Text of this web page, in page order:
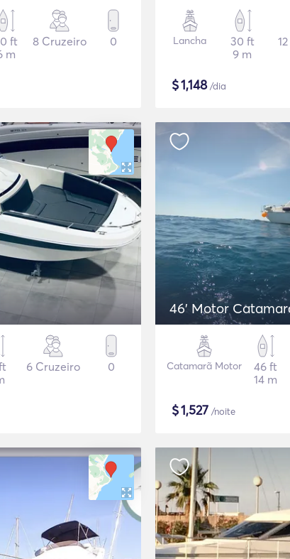
ft
m
8 Cruzeiro 0 Lancha
30 ft
9 m
$1,148/dia
6 Cruzeiro 0
46' Motor
Catamarã Motor
46 ft
14 m
$1,527 /noite